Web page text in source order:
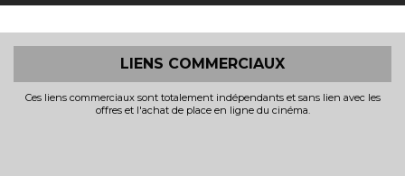
LIENS COMMERCIAUX
Ces liens commerciaux sont totalement indépendants et sans lien avec les
offres et l'achat de place en ligne du cinéma.